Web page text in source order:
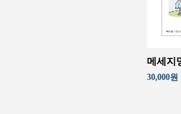
메세지
30,000원